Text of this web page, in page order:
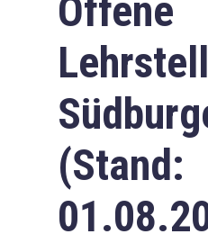
Offene
(Stand: